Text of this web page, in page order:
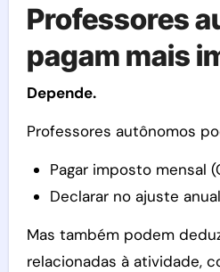
Professores
pagam mais
Depende.
Professores autônomos
Pagar imposto mensal
Declarar no ajuste anual
Mas também podem
relacionadas à atividade,